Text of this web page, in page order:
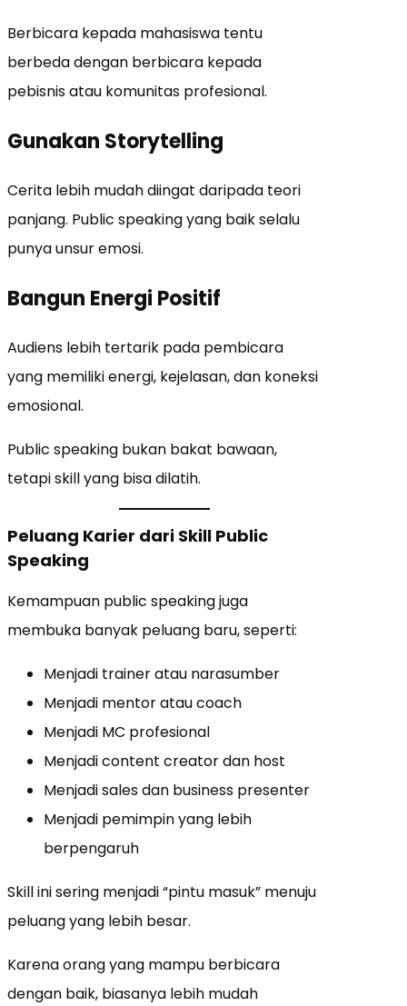
Berbicara kepada mahasiswa tentu
berbeda dengan berbicara kepada
pebisnis atau komunitas profesional.
Gunakan Storytelling
Cerita lebih mudah diingat daripada teori
panjang. Public speaking yang baik selalu
punya unsur emosi.
Bangun Energi Positif
Audiens lebih tertarik pada pembicara
yang memiliki energi, kejelasan, dan koneksi
emosional.
Public speaking bukan bakat bawaan,
tetapi skill yang bisa dilatih.
Peluang Karier dari Skill Public
Speaking
Kemampuan public speaking juga
membuka banyak peluang baru, seperti:
Menjadi trainer atau narasumber
Menjadi mentor atau coach
Menjadi MC profesional
Menjadi content creator dan host
Menjadi sales dan business presenter
Menjadi pemimpin yang lebih
berpengaruh
Skill ini sering menjadi “pintu masuk” menuju
peluang yang lebih besar.
Karena orang yang mampu berbicara
dengan baik, biasanya lebih mudah